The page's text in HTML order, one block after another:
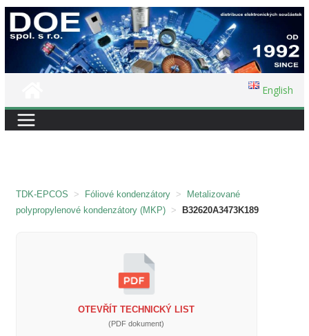
Přeskočit
na
English
TDK-EPCOS > Fóliové kondenzátory >
Metalizované
polypropylenové kondenzátory (MKP) > B32620A3473K189
OTEVŘÍT TECHNICKÝ LIST
(PDF dokument)